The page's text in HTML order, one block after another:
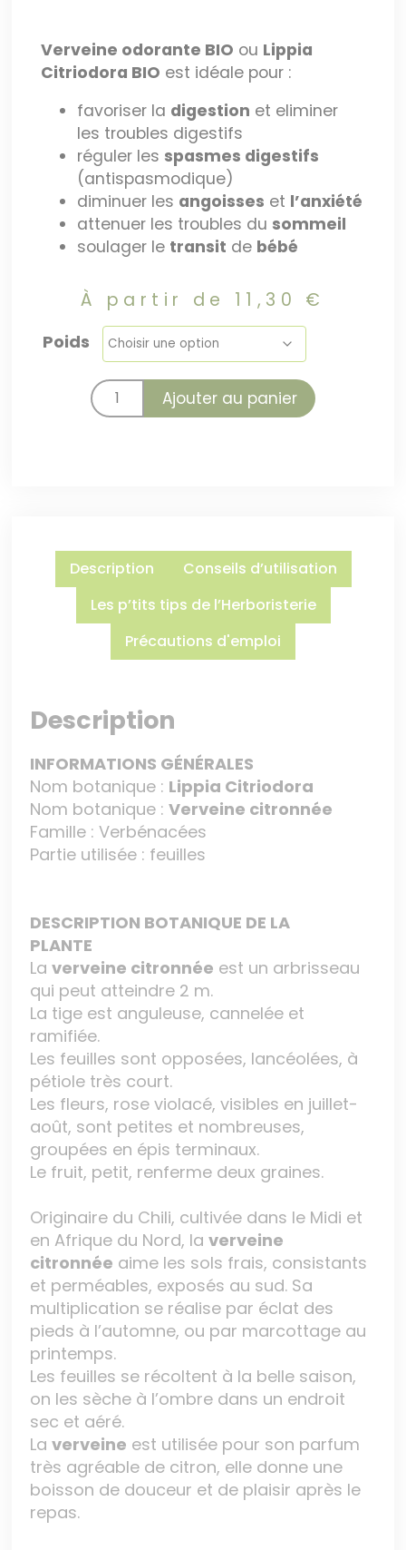
Verveine odorante BIO ou Lippia
Citriodora BIO est idéale pour :
favoriser la digestion et eliminer
les troubles digestifs
réguler les spasmes digestifs
(antispasmodique)
diminuer les angoisses et l’anxiété
attenuer les troubles du sommeil
soulager le transit de bébé
À partir de 11,30 €
Poids
Ajouter au panier
Description
Conseils d’utilisation
Les p’tits tips de l’Herboristerie
Précautions d'emploi
Description
INFORMATIONS GÉNÉRALES
Nom botanique : Lippia Citriodora
Nom botanique :Verveine citronnée
Famille : Verbénacées
Partie utilisée : feuilles
DESCRIPTION BOTANIQUE DE LA
PLANTE
Laverveine citronnée est un arbrisseau
qui peut atteindre 2 m.
La tige est anguleuse, cannelée et
ramifiée.
Les feuilles sont opposées, lancéolées, à
pétiole très court.
Les fleurs, rose violacé, visibles en juillet-
août, sont petites et nombreuses,
groupées en épis terminaux.
Le fruit, petit, renferme deux graines.
Originaire du Chili, cultivée dans le Midi et
en Afrique du Nord, laverveine
citronnée aime les sols frais, consistants
et perméables, exposés au sud. Sa
multiplication se réalise par éclat des
pieds à l’automne, ou par marcottage au
printemps.
Les feuilles se récoltent à la belle saison,
on les sèche à l’ombre dans un endroit
sec et aéré.
Laverveine est utilisée pour son parfum
très agréable de citron, elle donne une
boisson de douceur et de plaisir après le
repas.